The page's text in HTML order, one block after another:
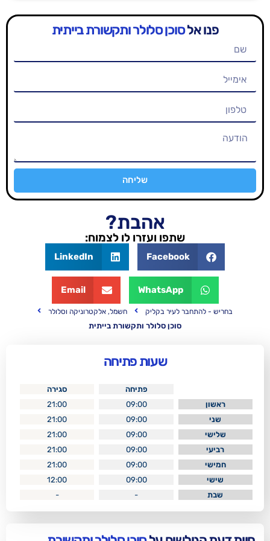
סוכן סלולר ותקשורת בייתית
שתפו ועזרו לו לצמוח:
LinkedIn
Email
לעיר בקליק חשמל, אלקטרוניקה וסלולר
סוכן סלולר ותקשורת בייתית
סגירה
09:00
21:00
09:00
21:00
09:00
21:00
09:00
21:00
09:00
21:00
09:00
12:00
-
-